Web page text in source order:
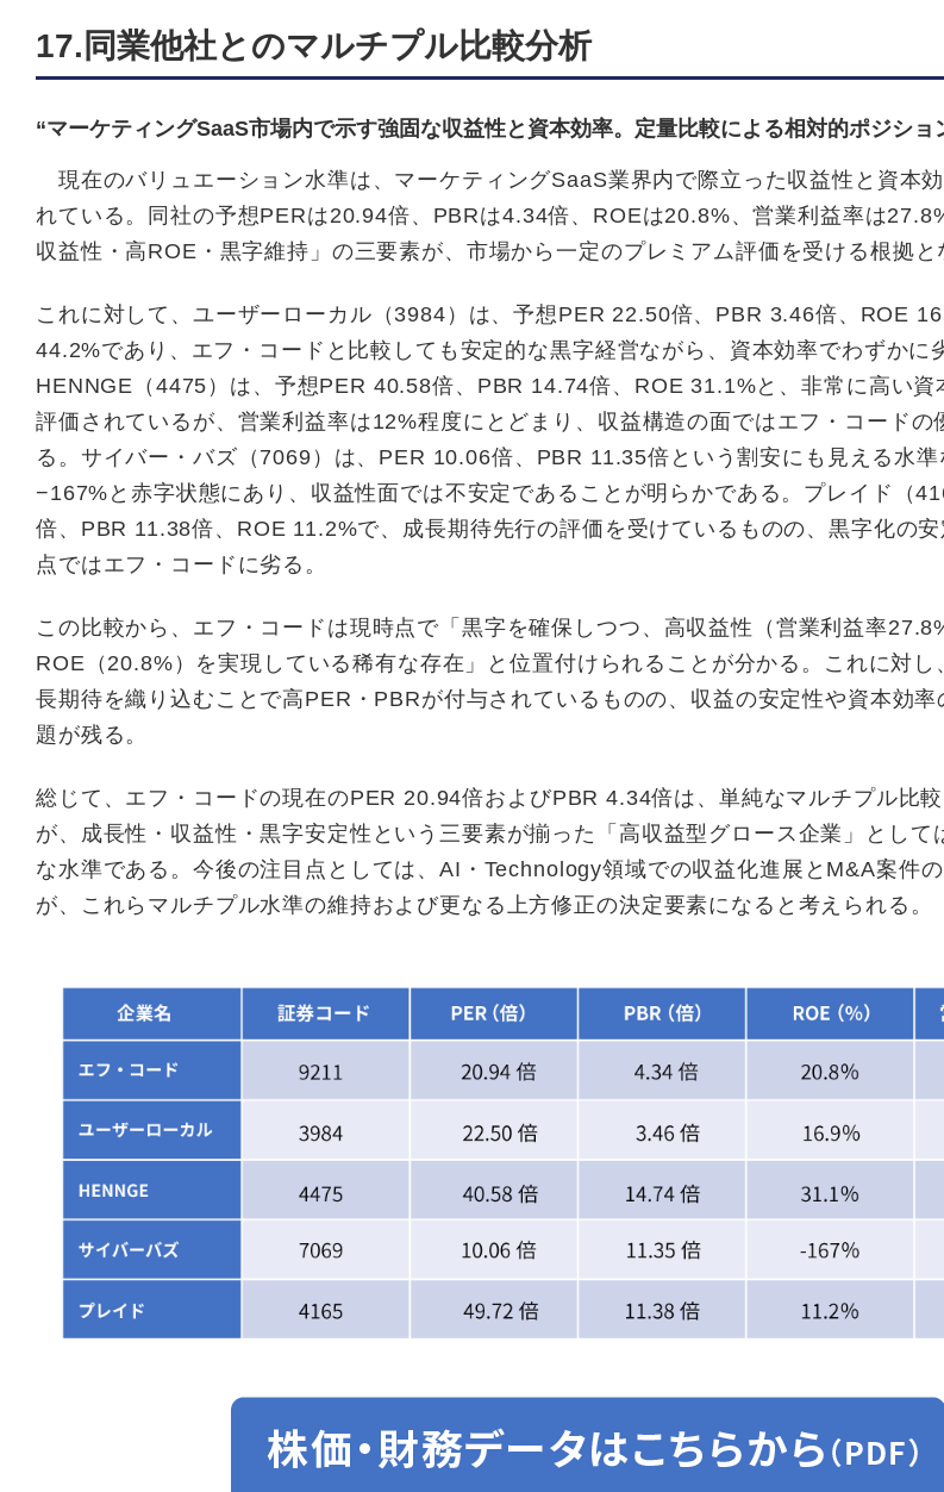
17.同業他社とのマルチプル比較分析
“マーケティングSaaS市場内で示す強固な収益性と資本効率。定量比較による相対的ポジショ
現在のバリュエーション水準は、マーケティングSaaS業界内で際立った収益性と資本
れている。同社の予想PERは20.94倍、PBRは4.34倍、ROEは20.8%、営業利益率は
収益性・高ROE・黒字維持」の三要素が、市場から一定のプレミアム評価を受ける根拠と
これに対して、ユーザーローカル（3984）は、予想PER 22.50倍、PBR 3.46倍、ROE
44.2%であり、エフ・コードと比較しても安定的な黒字経営ながら、資本効率でわずかに
HENNGE（4475）は、予想PER 40.58倍、PBR 14.74倍、ROE 31.1%と、非常に高い資
評価されているが、営業利益率は12%程度にとどまり、収益構造の面ではエフ・コードの
る。サイバー・バズ（7069）は、PER 10.06倍、PBR 11.35倍という割安にも見える水
−167%と赤字状態にあり、収益性面では不安定であることが明らかである。プレイド（
倍、PBR 11.38倍、ROE 11.2%で、成長期待先行の評価を受けているものの、黒字化の
点ではエフ・コードに劣る。
この比較から、エフ・コードは現時点で「黒字を確保しつつ、高収益性（営業利益率
ROE（20.8%）を実現している稀有な存在」と位置付けられることが分かる。これに対し
長期待を織り込むことで高PER・PBRが付与されているものの、収益の安定性や資本効率
題が残る。
総じて、エフ・コードの現在のPER 20.94倍およびPBR 4.34倍は、単純なマルチプル比
が、成長性・収益性・黒字安定性という三要素が揃った「高収益型グロース企業」として
な水準である。今後の注目点としては、AI・Technology領域での収益化進展とM&A案件
が、これらマルチプル水準の維持および更なる上方修正の決定要素になると考えられる。